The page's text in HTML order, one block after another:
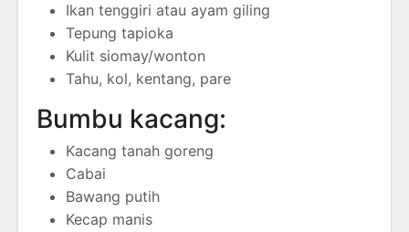
Ikan tenggiri atau ayam giling
Tepung tapioka
Kulit siomay/wonton
Tahu, kol, kentang, pare
Bumbu kacang:
Kacang tanah goreng
Cabai
Bawang putih
Kecap manis